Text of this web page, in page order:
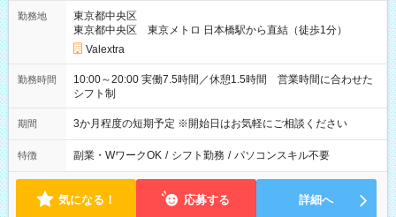
勤務地
東京都中央区
東京都中央区 東京メトロ 日本橋駅から直結（徒歩1分）
Valextra
勤務時間
10:00～20:00 実働7.5時間／休憩1.5時間 営業時間に合わせた
シフト制
期間 3か月程度の短期予定 ※開始日はお気軽にご相談ください
特徴 副業・WワークOK / シフト勤務 / パソコンスキル不要
気になる！ 応募する 詳細へ